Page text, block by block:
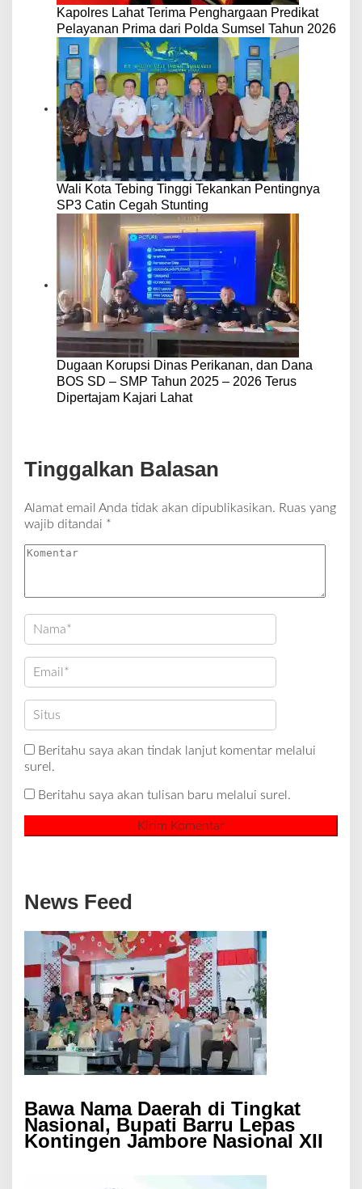
Kapolres Lahat Terima Penghargaan Predikat
Pelayanan Prima dari Polda Sumsel Tahun 2026
Wali Kota Tebing Tinggi Tekankan Pentingnya
SP3 Catin Cegah Stunting
Dugaan Korupsi Dinas Perikanan, dan Dana
BOS SD – SMP Tahun 2025 – 2026 Terus
Dipertajam Kajari Lahat
Tinggalkan Balasan
Alamat email Anda tidak akan dipublikasikan. Ruas yang
wajib ditandai *
Beritahu saya akan tindak lanjut komentar melalui
surel.
Beritahu saya akan tulisan baru melalui surel.
News Feed
Bawa Nama Daerah di Tingkat
Nasional, Bupati Barru Lepas
Kontingen Jambore Nasional XII